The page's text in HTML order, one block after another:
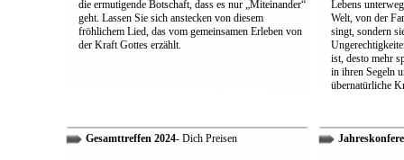
die ermutigende Botschaft, dass es nur „Miteinander“
geht. Lassen Sie sich anstecken von diesem
fröhlichem Lied, das vom gemeinsamen Erleben von
der Kraft Gottes erzählt.
Lebens
Welt, von der
singt, sondern
ist, desto mehr
in ihren Segeln
übernatürliche
Gesamttreffen 2024- Dich Preisen